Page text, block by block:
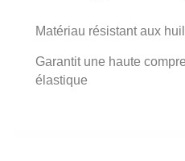
Matériau résistant aux
Garantit une haute
élastique